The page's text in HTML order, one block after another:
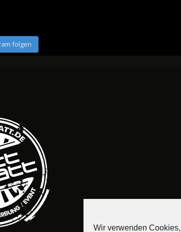
folgen
Wir verwenden